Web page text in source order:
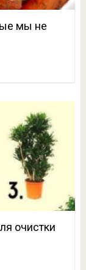
мы не
очистки